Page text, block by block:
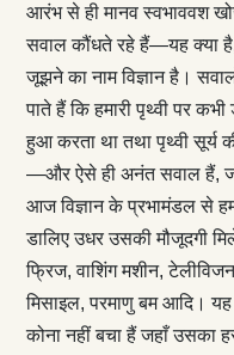
आरंभ से ही मानव स्वभाववश
सवाल कौंधते रहे हैं—यह क्या
जूझने का नाम विज्ञान है।
पाते हैं कि हमारी पृथ्वी पर
हुआ करता था तथा पृथ्वी सूर्य
—और ऐसे ही अनंत सवाल हैं, जो
आज विज्ञान के प्रभामंडल से
डालिए उधर उसकी मौजूदगी
फ्रिज, वाशिंग मशीन,
मिसाइल, परमाणु बम आदि।
कोना नहीं बचा हैं जहाँ उसका